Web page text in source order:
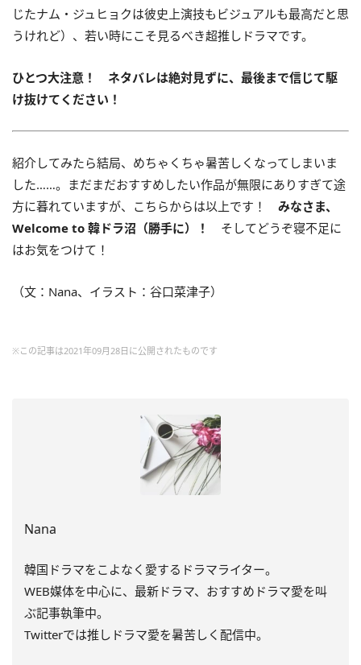
じたナム・ジュヒョクは彼史上演技もビジュアルも最高だと思
うけれど）、若い時にこそ見るべき超推しドラマです。
ひとつ大注意！ ネタバレは絶対見ずに、最後まで信じて駆
け抜けてください！
紹介してみたら結局、めちゃくちゃ暑苦しくなってしまいま
した……。まだまだおすすめしたい作品が無限にありすぎて途
方に暮れていますが、こちらからは以上です！ みなさま、
Welcome to 韓ドラ沼（勝手に）！
そしてどうぞ寝不足に
はお気をつけて！
（文：Nana、イラスト：谷口菜津子）
※この記事は2021年09月28日に公開されたものです
Nana
韓国ドラマをこよなく愛するドラマライター。
WEB媒体を中心に、最新ドラマ、おすすめドラマ愛を叫
ぶ記事執筆中。
Twitterでは推しドラマ愛を暑苦しく配信中。